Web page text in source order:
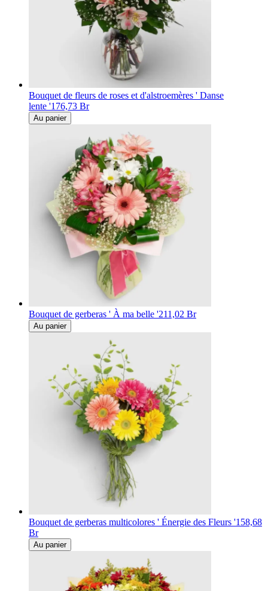
Bouquet de fleurs de roses et d'alstroemères ' Danse
lente '176,73 Br
Au panier
Bouquet de gerberas ' À ma belle '211,02 Br
Au panier
Bouquet de gerberas multicolores ' Énergie des Fleurs '158,68
Br
Au panier